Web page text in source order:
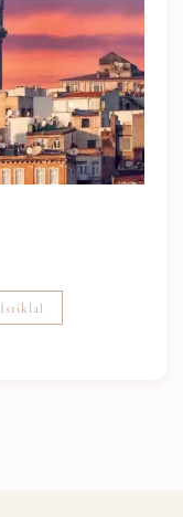
İstiklal